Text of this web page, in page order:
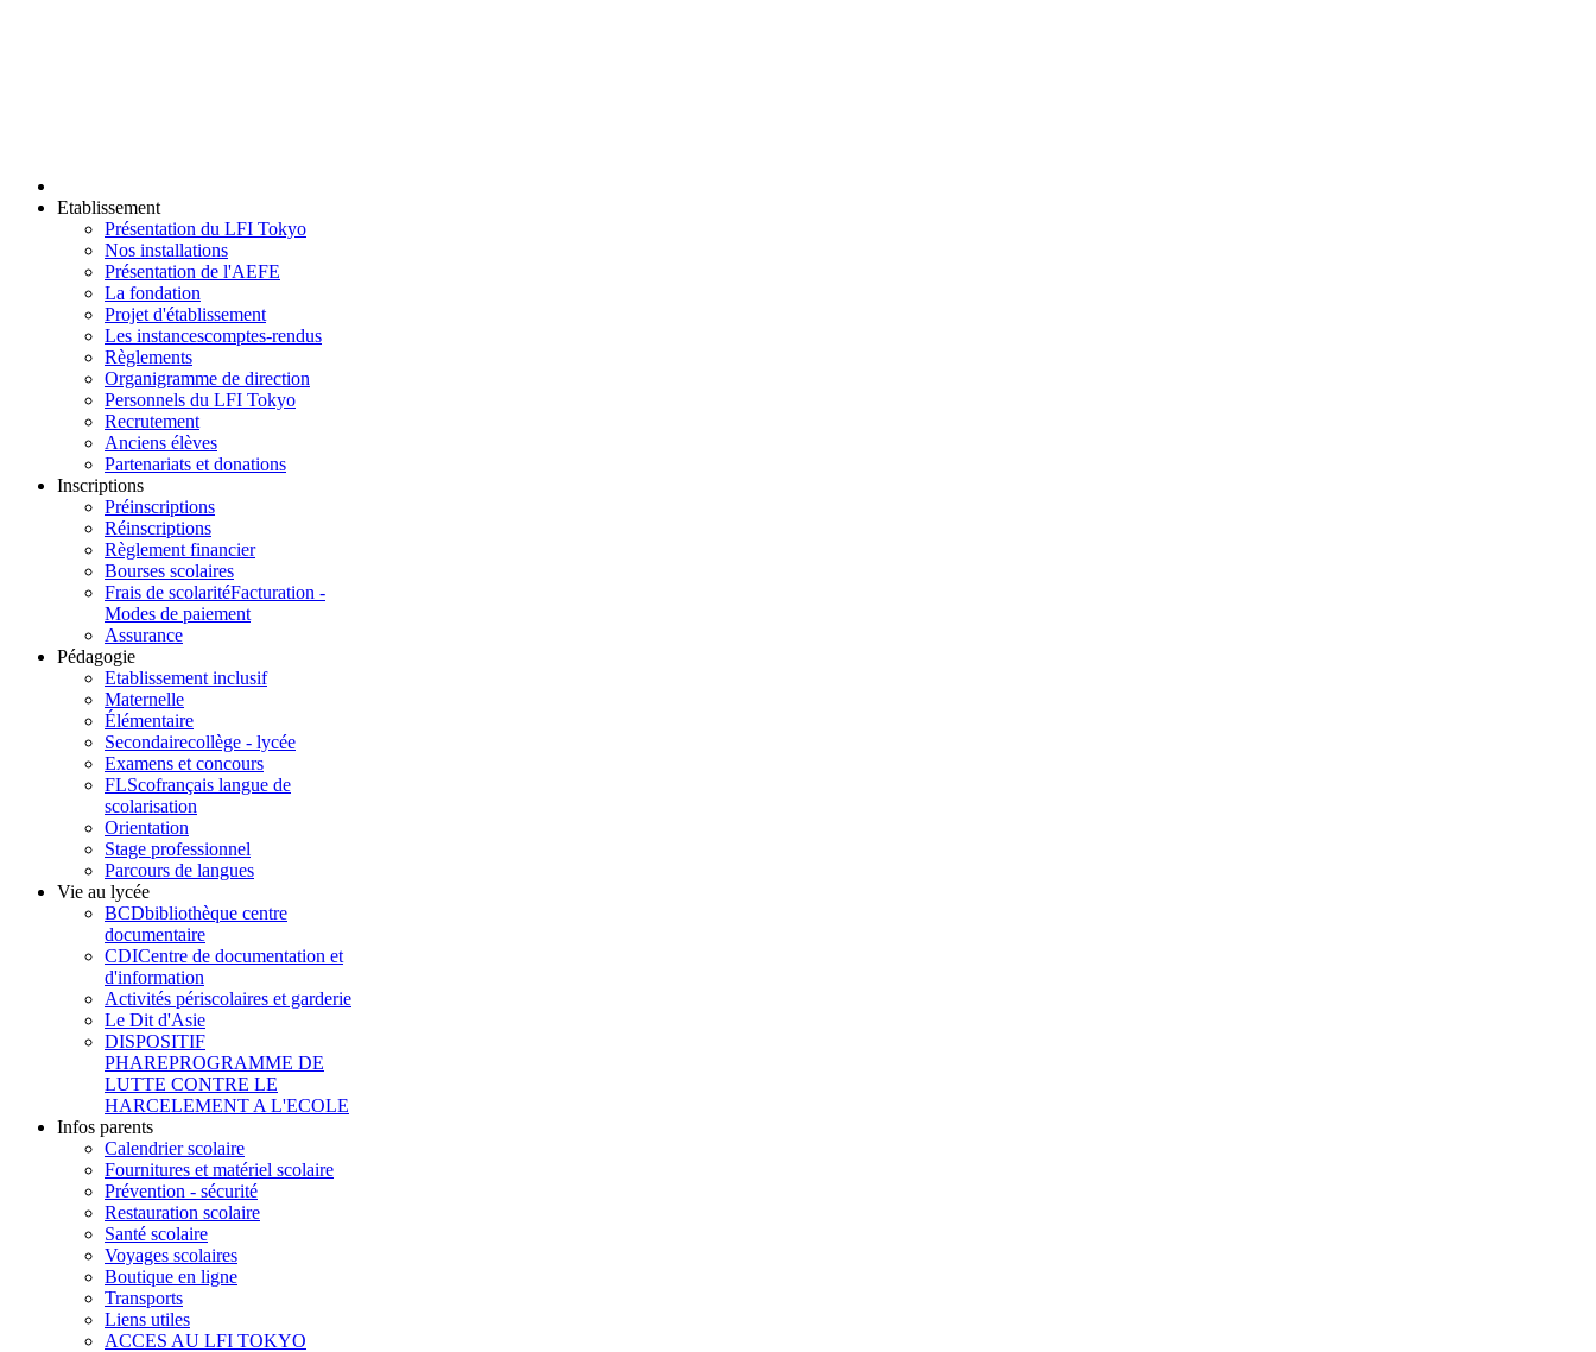
Etablissement
Présentation du LFI Tokyo
Nos installations
Présentation de l'AEFE
La fondation
Projet d'établissement
Les instancescomptes-rendus
Règlements
Organigramme de direction
Personnels du LFI Tokyo
Recrutement
Anciens élèves
Partenariats et donations
Inscriptions
Préinscriptions
Réinscriptions
Règlement financier
Bourses scolaires
Frais de scolaritéFacturation -
Modes de paiement
Assurance
Pédagogie
Etablissement inclusif
Maternelle
Élémentaire
Secondairecollège - lycée
Examens et concours
FLScofrançais langue de
scolarisation
Orientation
Stage professionnel
Parcours de langues
Vie au lycée
BCDbibliothèque centre
documentaire
CDICentre de documentation et
d'information
Activités périscolaires et garderie
Le Dit d'Asie
DISPOSITIF
PHAREPROGRAMME DE
LUTTE CONTRE LE
HARCELEMENT A L'ECOLE
Infos parents
Calendrier scolaire
Fournitures et matériel scolaire
Prévention - sécurité
Restauration scolaire
Santé scolaire
Voyages scolaires
Boutique en ligne
Transports
Liens utiles
ACCES AU LFI TOKYO